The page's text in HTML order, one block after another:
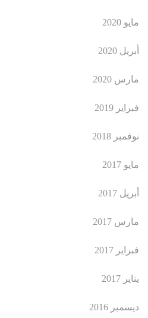
مايو 2020
أبريل 2020
مارس 2020
فبراير 2019
نوفمبر 2018
مايو 2017
أبريل 2017
مارس 2017
فبراير 2017
يناير 2017
ديسمبر 2016